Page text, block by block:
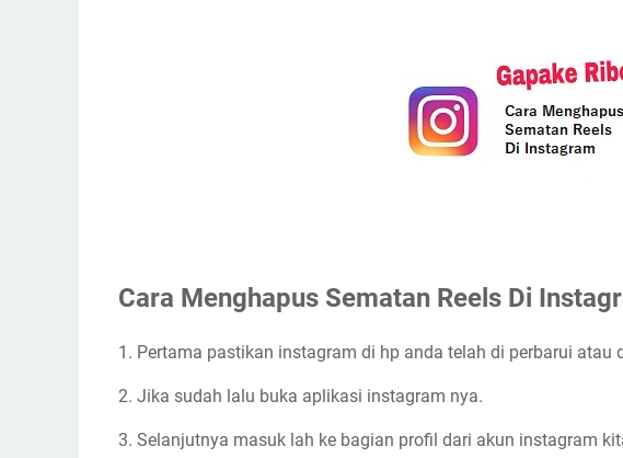
Cara Menghapus Sematan Reels Di
1. Pertama pastikan instagram di hp anda telah di perbarui atau
2. Jika sudah lalu buka aplikasi instagram nya.
3. Selanjutnya masuk lah ke bagian profil dari akun instagram